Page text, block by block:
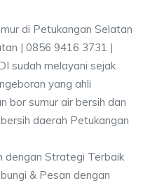
| 0856 9416 3731 |
sudah melayani sejak
yang ahli
bor sumur air bersih dan
daerah Petukangan
dengan Strategi Terbaik
& Pesan dengan